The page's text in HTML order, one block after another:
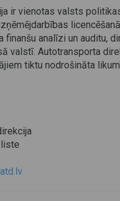
ir vienotas valsts
analīzi un auditu,
valstī. Autotransporta
tiktu nodrošināta